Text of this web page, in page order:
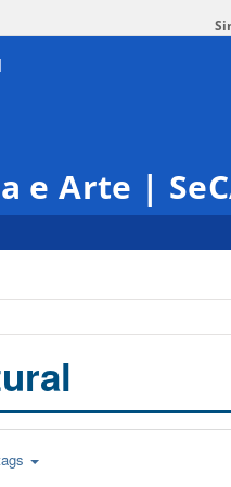
e Arte |